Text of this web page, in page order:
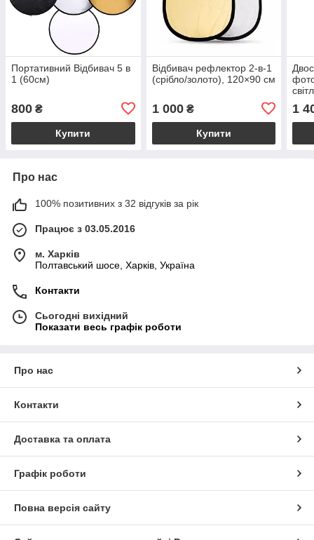
Портативний Відбивач 5 в
1 (60см)
800 ₴
Купити
Відбивач рефлектор 2-в-1
(срібло/золото), 120×90 см
1 000₴
Купити
1
Про нас
100% позитивних з 32 відгуків за рік
Працює з 03.05.2016
м. Харків
Полтавський шосе, Харків, Україна
Контакти
Сьогодні вихідний
Показати весь графік роботи
Про нас
Контакти
Доставка та оплата
Графік роботи
Повна версія сайту